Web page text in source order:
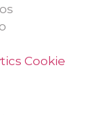
Cookie